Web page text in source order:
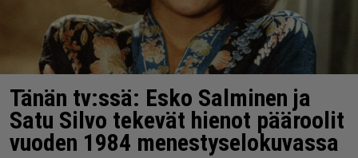
Tänän tv:ssä: Esko Salminen ja
Satu Silvo tekevät hienot pääroolit
vuoden 1984 menestyselokuvassa